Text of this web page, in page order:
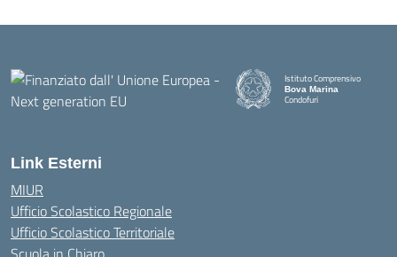
Istituto Comprensivo
Bova Marina
Condofuri
Link Esterni
MIUR
Ufficio Scolastico Regionale
Ufficio Scolastico Territoriale